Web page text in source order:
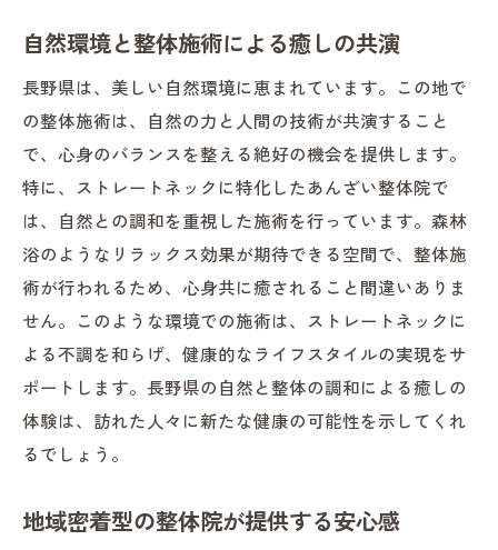
ストレートネック改善と健康的な未来
あんざい整体院で始める健康習慣！長野県での
整体体験がもたらす変化
整体体験から生まれる新しい習慣
長野県での整体がもたらす健康的な変化
日常に取り入れるべき整体の知識
健康的なライフスタイルを築く整体体験
整体施術がもたらす長期健康効果
整体院での体験を通じたライフスタイルの
向上
自然環境と整体施術による癒しの共演
長野県は、美しい自然環境に恵まれています。この地で
の整体施術は、自然の力と人間の技術が共演すること
で、心身のバランスを整える絶好の機会を提供します。
特に、ストレートネックに特化したあんざい整体院で
は、自然との調和を重視した施術を行っています。森林
浴のようなリラックス効果が期待できる空間で、整体施
術が行われるため、心身共に癒されること間違いありま
せん。このような環境での施術は、ストレートネックに
よる不調を和らげ、健康的なライフスタイルの実現をサ
ポートします。長野県の自然と整体の調和による癒しの
体験は、訪れた人々に新たな健康の可能性を示してくれ
るでしょう。
地域密着型の整体院が提供する安心感